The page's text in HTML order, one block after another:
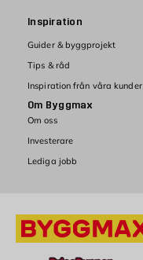
Inspiration
Guider & byggprojekt
Tips & råd
Inspiration från våra kunder
Om Byggmax
Om oss
Investerare
Lediga jobb